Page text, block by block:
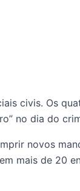
civis. Os
no dia do
novos
mais de 20